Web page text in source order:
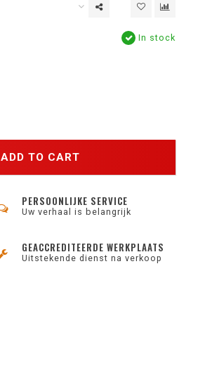
In stock
ADD TO CART
PERSOONLIJKE SERVICE
Uw verhaal is belangrijk
GEACCREDITEERDE WERKPLAATS
Uitstekende dienst na verkoop